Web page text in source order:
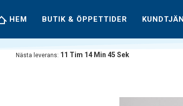
HEM BUTIK & ÖPPETTIDER
Nästa leverans: 11 Tim 14 Min 45 Sek